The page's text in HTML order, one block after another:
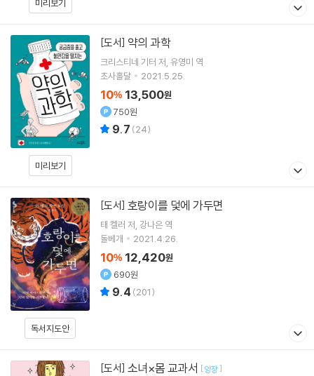
미리보기
미리보기
[도서] 약의 과학
크리스티네 기터 저 유영미 역
초사흘달
2021.5.25.
10% 13,500원
750원
9.7 (24)
독서지도안
[도서] 호랑이를 덫에 가두면
태 켈러 저 강나은 역
돌베개
2021.4.26.
10% 12,420원
690원
9.4 (201)
[도서] 소녀×몸 교과서 [양장]